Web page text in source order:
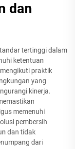
dan
tertinggi dalam
ketentuan
praktik
yang
kinerja.
memenuhi
pembersih
dan tidak
dari